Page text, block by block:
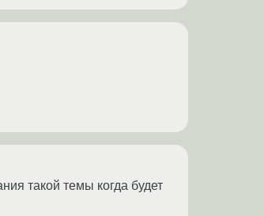
такой темы когда будет